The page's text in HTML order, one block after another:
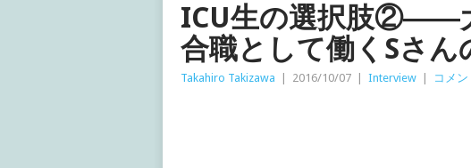
ICU生の選択肢②――
合職として働くSさん
Takahiro Takizawa 2016/10/07 Interview コメ